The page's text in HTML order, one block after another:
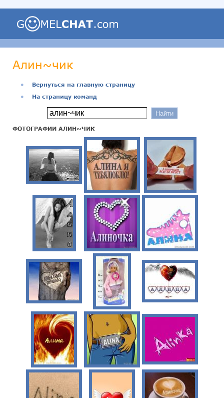
Алин~чик
●
Вернуться на главную страницу
●
На страницу команд
ФОТОГРАФИИ АЛИН~ЧИК